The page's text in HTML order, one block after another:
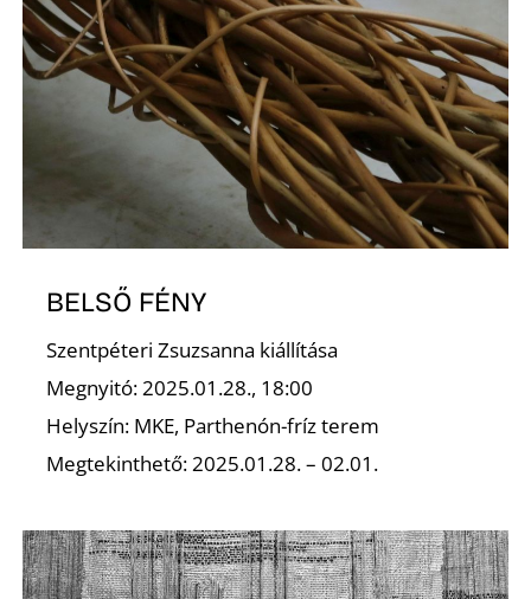
BELSŐ FÉNY
Szentpéteri Zsuzsanna kiállítása
Megnyitó: 2025.01.28., 18:00
Helyszín: MKE, Parthenón-fríz terem
Megtekinthető: 2025.01.28. – 02.01.